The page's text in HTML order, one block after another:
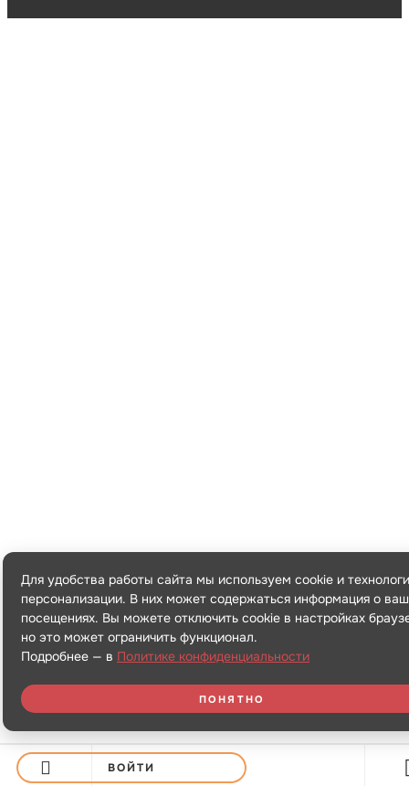
ВОЙТИ
Для удобства работы сайта мы используем cookie и
персонализации. В них может содержаться информация о
посещениях. Вы можете отключить cookie в настройках
но это может ограничить функционал.
Подробнее — в Политике конфиденциальности
ПОНЯТНО